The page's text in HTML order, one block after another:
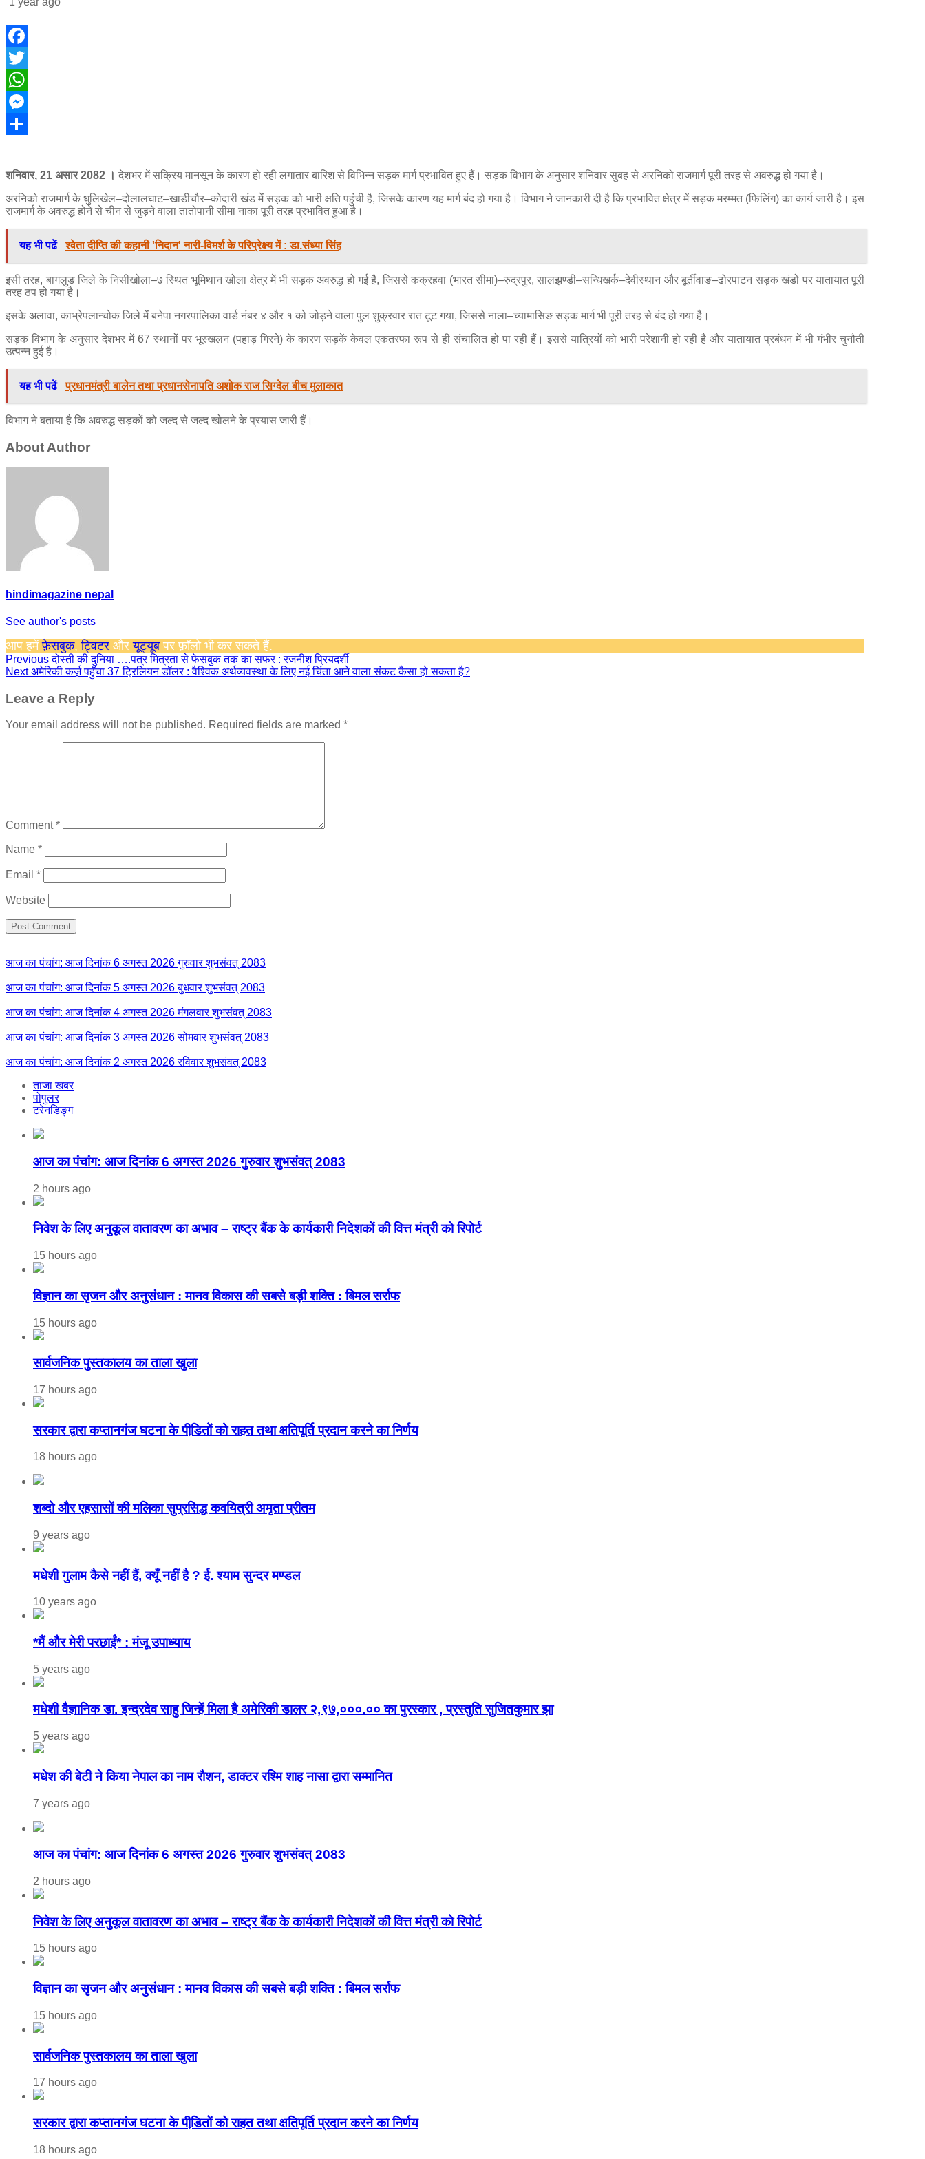
Facebook
Twitter
WhatsApp
Messenger
शनिवार, 21 असार 2082 । देशभर में सक्रिय मानसून के कारण हो रही लगातार बारिश से विभिन्न सड़क मार्ग प्रभावित हुए हैं। सड़क विभाग के अनुसार शनिवार सुबह से अरनिको राजमार्ग पूरी तरह से अवरुद्ध हो गया है।
अरनिको राजमार्ग के धुलिखेल–दोलालघाट–खाडीचौर–कोदारी खंड में सड़क को भारी क्षति पहुंची है, जिसके कारण यह मार्ग बंद हो गया है। विभाग ने जानकारी दी है कि प्रभावित क्षेत्र में सड़क मरम्मत (फिलिंग) का कार्य जारी है। इस
राजमार्ग के अवरुद्ध होने से चीन से जुड़ने वाला तातोपानी सीमा नाका पूरी तरह प्रभावित हुआ है।
यह भी पढें श्वेता दीप्ति की कहानी 'निदान' नारी-विमर्श के परिप्रेक्ष्य में : डा.संध्या सिंह
इसी तरह, बागलुङ जिले के निसीखोला–७ स्थित भूमिथान खोला क्षेत्र में भी सड़क अवरुद्ध हो गई है, जिससे कक्रहवा (भारत सीमा)–रुद्रपुर, सालझण्डी–सन्धिखर्क–देवीस्थान और बूर्तीवाङ–ढोरपाटन सड़क खंडों पर यातायात पूरी
तरह ठप हो गया है।
इसके अलावा, काभ्रेपलान्चोक जिले में बनेपा नगरपालिका वार्ड नंबर ४ और १ को जोड़ने वाला पुल शुक्रवार रात टूट गया, जिससे नाला–च्यामासिङ सड़क मार्ग भी पूरी तरह से बंद हो गया है।
सड़क विभाग के अनुसार देशभर में 67 स्थानों पर भूस्खलन (पहाड़ गिरने) के कारण सड़कें केवल एकतरफा रूप से ही संचालित हो पा रही हैं। इससे यात्रियों को भारी परेशानी हो रही है और यातायात प्रबंधन में भी गंभीर चुनौती
उत्पन्न हुई है।
यह भी पढें प्रधानमंत्री बालेन तथा प्रधानसेनापति अशोक राज सिग्देल बीच मुलाकात
विभाग ने बताया है कि अवरुद्ध सड़कों को जल्द से जल्द खोलने के प्रयास जारी हैं।
About Author
hindimagazine nepal
See author's posts
आप हमेंफ़ेसबुक,ट्विटर औरयूट्यूब पर फ़ॉलो भी कर सकते हैं.
Continue
Reading
Previousदोस्ती की दुनिया ….पत्र मित्रता से फेसबुक तक का सफर : रजनीश प्रियदर्शी
Nextअमेरिकी कर्ज़ पहुँचा 37 ट्रिलियन डॉलर : वैश्विक अर्थव्यवस्था के लिए नई चिंता आने वाला संकट कैसा हो सकता है?
Leave a Reply
Your email address will not be published. Required fields are marked *
Comment*
Name *
Email *
Website
आज का पंचांग: आज दिनांक 6 अगस्त 2026 गुरुवार शुभसंवत् 2083
आज का पंचांग: आज दिनांक 5 अगस्त 2026 बुधवार शुभसंवत् 2083
आज का पंचांग: आज दिनांक 4 अगस्त 2026 मंगलवार शुभसंवत् 2083
आज का पंचांग: आज दिनांक 3 अगस्त 2026 सोमवार शुभसंवत् 2083
आज का पंचांग: आज दिनांक 2 अगस्त 2026 रविवार शुभसंवत् 2083
ताजा खबर
पोपुलर
टरेनडिङ्ग
आज का पंचांग: आज दिनांक 6 अगस्त 2026 गुरुवार शुभसंवत् 2083
2 hours ago
निवेश के लिए अनुकूल वातावरण का अभाव – राष्ट्र बैंक के कार्यकारी निदेशकों की वित्त मंत्री को रिपोर्ट
15 hours ago
विज्ञान का सृजन और अनुसंधान : मानव विकास की सबसे बड़ी शक्ति : बिमल सर्राफ
15 hours ago
सार्वजनिक पुस्तकालय का ताला खुला
17 hours ago
सरकार द्वारा कप्तानगंज घटना के पीडि़तों को राहत तथा क्षतिपूर्ति प्रदान करने का निर्णय
18 hours ago
शब्दो और एहसासों की मलिका सुप्रसिद्ध कवयित्री अमृता प्रीतम
9 years ago
मधेशी गुलाम कैसे नहीं हैं, क्यूँ नहीं है ? ई. श्याम सुन्दर मण्डल
10 years ago
*मैं और मेरी परछाईं* : मंजू उपाध्याय
5 years ago
मधेशी वैज्ञानिक डा. इन्द्रदेव साहु जिन्हें मिला है अमेरिकी डालर २,९७,०००.०० का पुरस्कार , प्रस्तुति सुजितकुमार झा
5 years ago
मधेश की बेटी ने किया नेपाल का नाम राैशन, डाक्टर रश्मि शाह नासा द्वारा सम्मानित
7 years ago
आज का पंचांग: आज दिनांक 6 अगस्त 2026 गुरुवार शुभसंवत् 2083
2 hours ago
निवेश के लिए अनुकूल वातावरण का अभाव – राष्ट्र बैंक के कार्यकारी निदेशकों की वित्त मंत्री को रिपोर्ट
15 hours ago
विज्ञान का सृजन और अनुसंधान : मानव विकास की सबसे बड़ी शक्ति : बिमल सर्राफ
15 hours ago
सार्वजनिक पुस्तकालय का ताला खुला
17 hours ago
सरकार द्वारा कप्तानगंज घटना के पीडि़तों को राहत तथा क्षतिपूर्ति प्रदान करने का निर्णय
18 hours ago